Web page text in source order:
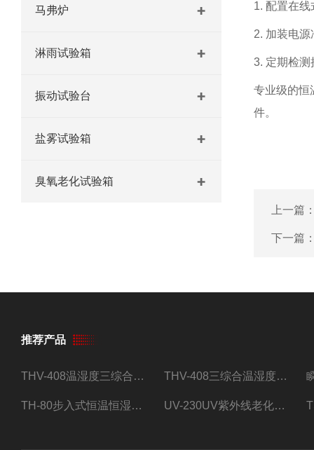
马弗炉
淋雨试验箱
振动试验台
盐雾试验箱
臭氧老化试验箱
1. 配置在
2. 加装电
3. 定期检测
专业级的恒
件。
上一篇
下一篇
推荐产品
THV-408温湿度三综合试验箱 THV-408三综合温湿度振动试验箱
TH-80步入式恒温恒湿试验房 UV-230UV紫外线老化试验箱